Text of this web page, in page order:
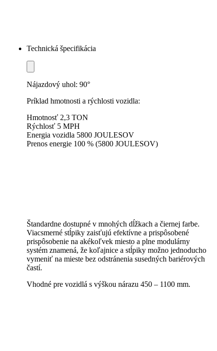
Technická špecifikácia
Nájazdový uhol: 90°
Príklad hmotnosti a rýchlosti vozidla:
Hmotnosť 2,3 TON
Rýchlosť 5 MPH
Energia vozidla 5800 JOULESOV
Prenos energie 100 % (5800 JOULESOV)
Štandardne dostupné v mnohých dĺžkach a čiernej farbe.
Viacsmerné stĺpiky zaisťujú efektívne a prispôsobené
prispôsobenie na akékoľvek miesto a plne modulárny
systém znamená, že koľajnice a stĺpiky možno jednoducho
vymeniť na mieste bez odstránenia susedných bariérových
častí.
Vhodné pre vozidlá s výškou nárazu 450 – 1100 mm.